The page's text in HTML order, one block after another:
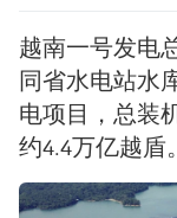
越南一号发电
同省水电站水
电项目，总装
约4.4万亿越盾。